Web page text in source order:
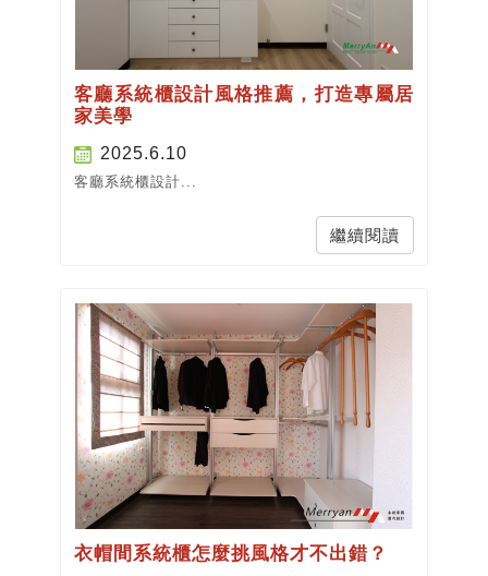
客廳系統櫃設計風格推薦，打造專屬居
家美學
2025.6.10
客廳系統櫃設計...
繼續閱讀
衣帽間系統櫃怎麼挑風格才不出錯？